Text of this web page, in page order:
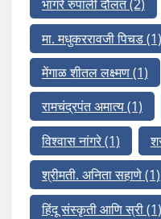
भांगरे रुपाली दौलत(2)
मा. मधुकररावजी पिचड(1)
मेंगाळ शीतल लक्ष्मण(1)
रामचंद्रपंत अमात्य(1)
विश्वास नांगरे(1)
श्रीमती. अनिता सहाणे(1)
हिंदू संस्कृती आणि स्री(1)